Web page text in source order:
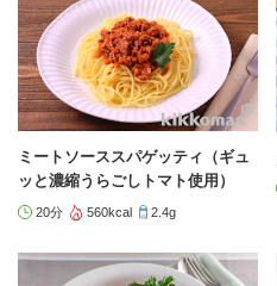
ミートソーススパゲッティ（ギュ
ッと濃縮うらごしトマト使用）
20分 560kcal 2.4g